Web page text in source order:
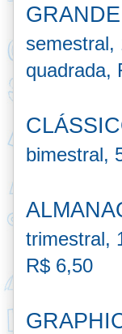
semestral,
quadrada,
bimestral,
trimestral,
R$ 6,50